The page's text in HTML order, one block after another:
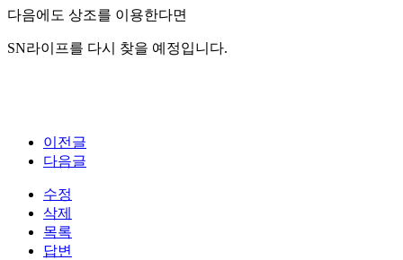
다음에도 상조를 이용한다면
SN라이프를 다시 찾을 예정입니다.
이전글
다음글
수정
삭제
목록
답변